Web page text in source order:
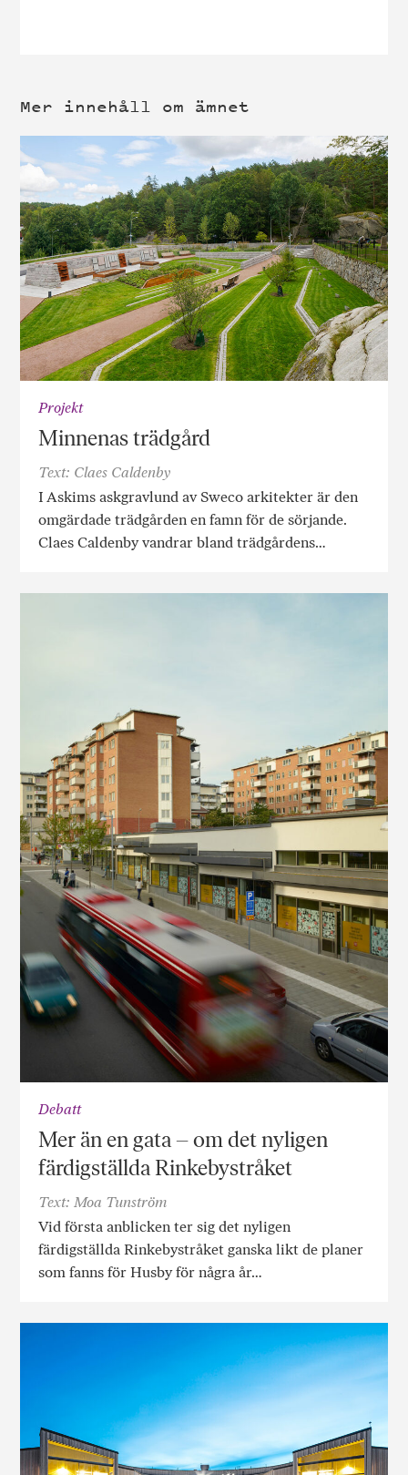
Mer innehåll om ämnet
Projekt
Minnenas trädgård
Text: Claes Caldenby
I Askims askgravlund av Sweco arkitekter är den
omgärdade trädgården en famn för de sörjande.
Claes Caldenby vandrar bland träd­­­gårdens…
Debatt
Mer än en gata – om det nyligen
färdigställda Rinkebystråket
Text: Moa Tunström
Vid första anblicken ter sig det nyligen
färdigställda Rinkebystråket ganska likt de planer
som fanns för Husby för några år…